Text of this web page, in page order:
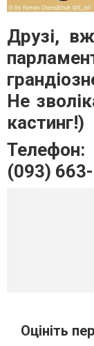
Друзі,
Не
кастинг!)
Телефон:
(093)
Оцініть